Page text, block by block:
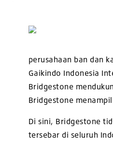
perusahaan ban dan
Gaikindo Indonesia
Bridgestone
Bridgestone
Di sini, Bridgestone
tersebar di seluruh